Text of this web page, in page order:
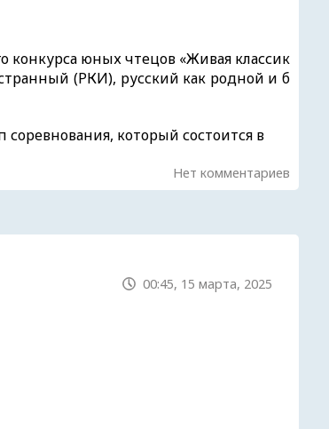
юных чтецов «Живая классик
(РКИ), русский как родной и б
который состоится в
Нет комментариев
00:45, 15 марта, 2025